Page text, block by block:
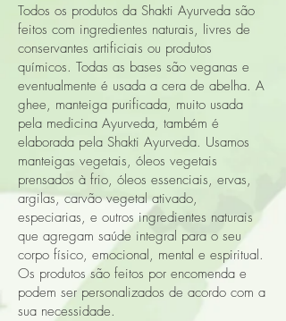
Todos os produtos da Shakti Ayurveda são
feitos com ingredientes naturais, livres de
conservantes artificiais ou produtos
químicos. Todas as bases são veganas e
eventualmente é usada a cera de abelha. A
ghee, manteiga purificada, muito usada
pela medicina Ayurveda, também é
elaborada pela Shakti Ayurveda. Usamos
manteigas vegetais, óleos vegetais
prensados à frio, óleos essenciais, ervas,
argilas, carvão vegetal ativado,
especiarias, e outros ingredientes naturais
que agregam saúde integral para o seu
corpo físico, emocional, mental e espiritual.
Os produtos são feitos por encomenda e
podem ser personalizados de acordo com a
sua necessidade.